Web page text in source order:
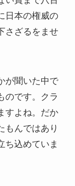
日本の権威の
さざるをませ
が聞いた中で
のです。クラ
すよね。だか
もんではあり
ち込めていま